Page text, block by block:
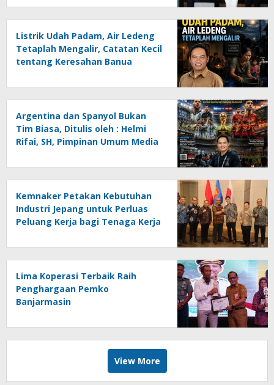
Listrik Udah Padam, Air Ledeng
Tetaplah Mengalir, Catatan Kecil
tentang Keresahan Banua
Ancaman Lingkungan, Oleh :
Helmi Rifai, SH
Argentina dan Spanyol Bukan
Tim Biasa, Ditulis oleh : Helmi
Rifai, SH, Pimpinan Umum Media
Kemnaker Petakan Kebutuhan
Industri Jepang untuk Perluas
Peluang Kerja bagi Tenaga Kerja
Lima Koperasi Terbaik Raih
Penghargaan Pemko
Banjarmasin
View More